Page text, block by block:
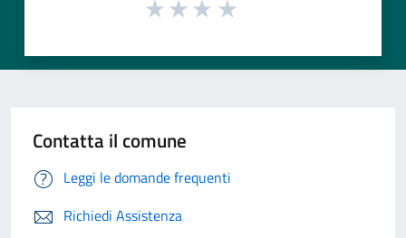
Contatta il comune
Leggi le domande frequenti
Richiedi Assistenza